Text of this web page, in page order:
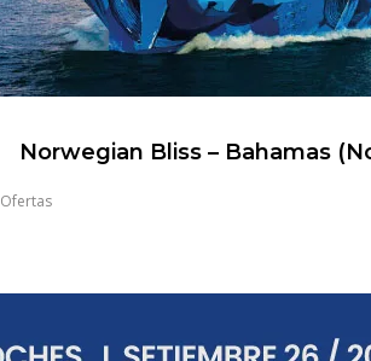
Norwegian Bliss – Bahamas
Ofertas